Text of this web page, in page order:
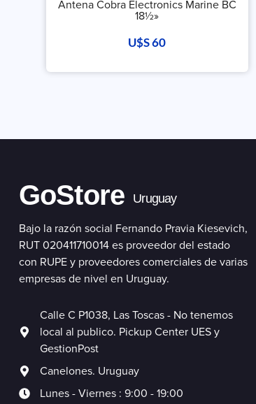
Antena Cobra Electronics Marine BC
18½»
U$S60
GoStore Uruguay
Bajo la razón social Fernando Pravia Kiesevich,
RUT 020411710014 es proveedor del estado
con RUPE y proveedores comerciales de varias
empresas de nivel en Uruguay.
Calle C P1038, Las Toscas - No tenemos
local al publico. Pickup Center UES y
GestionPost
Canelones. Uruguay
Lunes - Viernes : 9:00 - 19:00